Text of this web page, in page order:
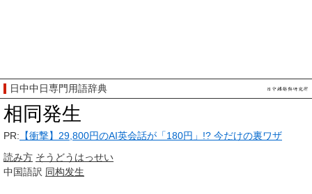
日中中日専門用語辞典
相同発生
PR: 【衝撃】29,800円のAI英会話が「180円」!? 今だけの裏ワザ
読み方 そうどう はっせい
中国語訳 同构发生